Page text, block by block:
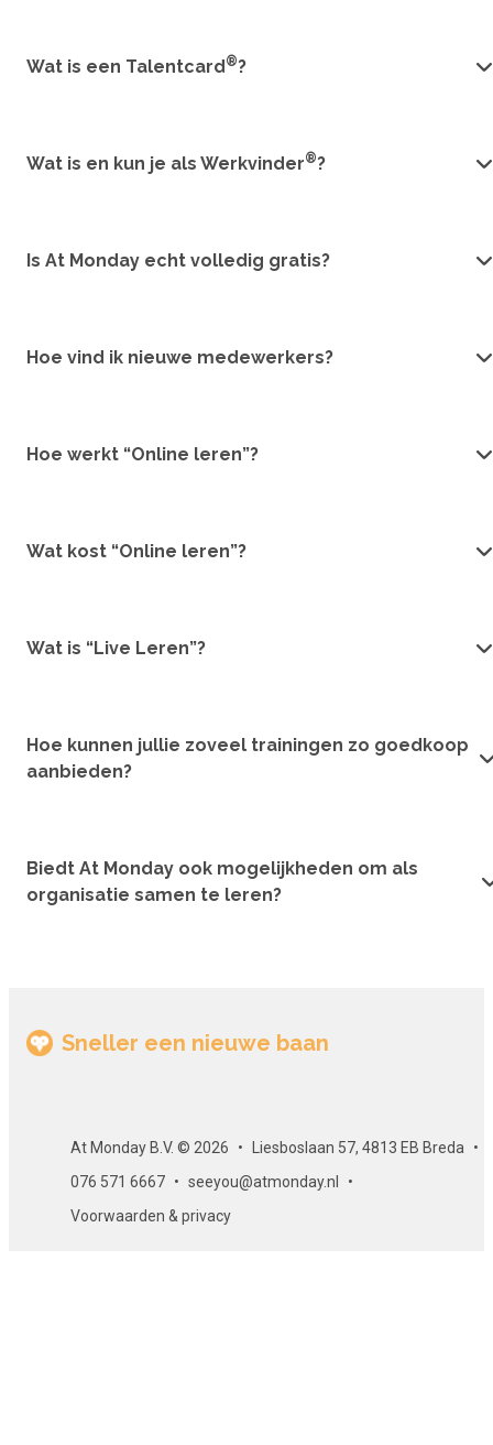
Wat is een Talentcard®?
Wat is en kun je als Werkvinder®?
Is At Monday echt volledig gratis?
Hoe vind ik nieuwe medewerkers?
Hoe werkt “Online leren”?
Wat kost “Online leren”?
Wat is “Live Leren”?
Hoe kunnen jullie zoveel trainingen zo goedkoop
aanbieden?
Biedt At Monday ook mogelijkheden om als
organisatie samen te leren?
Sneller een nieuwe baan
At Monday B.V. © 2026
Liesboslaan 57, 4813 EB Breda
076 571 6667
seeyou@atmonday.nl
Voorwaarden & privacy